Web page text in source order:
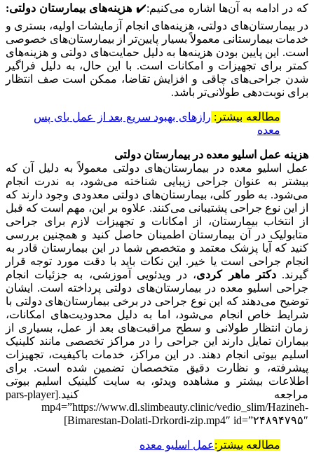
که در ادامه به آن‌ها اشاره می‌کنیم:✔️ هزینه‌های بیمارستان دولتی:
در بیمارستان‌های دولتی، هزینه‌های انجام آزمایشات اولیه، بستری و
خدمات بیمارستانی معمولاً بسیار پایین‌تر از بیمارستان‌های خصوصی
است. این پایین بودن هزینه‌ها به دلیل حمایت‌های دولتی و هزینه‌های
کمتر برای تجهیزات و امکانات است. با این حال، به دلیل فراگیر
شدن جراحی‌های چاقی و افزایش تقاضا، ممکن است صف انتظار
برای نوبت‌دهی طولانی‌تر باشد.
مطالعه بیشتر: رازهای بهبود سریع بعد از عمل بای پس
معده
هزینه عمل اسلیو معده در بیمارستان دولتی
عمل اسلیو معده در بیمارستان‌های دولتی معمولاً به دلیل آن که
بیشتر به عنوان جراحی زیبایی شناخته می‌شود، به ندرت انجام
می‌شود. به طور کلی، بیمارستان‌های دولتی معدودی وجود دارند که
از این نوع جراحی پشتیبانی می‌کنند. علاوه بر این، مهم است که قبل
از انتخاب بیمارستان، از امکانات و تجهیزات لازم برای جراحی
متابولیک در آن بیمارستان اطمینان حاصل کنید و همچنین بررسی
کنید که آیا پزشک معتمد و متخصص شما در این بیمارستان قادر به
انجام جراحی است یا خیر. این نکات باید با دقت مورد توجه قرار
گیرند.دکتر ماهر کردی، در ویدئویی آموزشی، به جزئیات انجام
جراحی اسلیو معده در بیمارستان‌های دولتی پرداخته است. ایشان
توضیح می‌دهند که این نوع جراحی در برخی بیمارستان‌های دولتی با
شرایط خاص انجام می‌شود، اما به دلیل محدودیت‌های امکانات،
زمان انتظار طولانی و سطح مراقبت‌های بعد از عمل، بسیاری از
بیماران تمایل دارند این جراحی را در مراکز تخصصی مانند کلینیک
اسلیم بیوتی انجام دهند. در این مراکز، خدمات باکیفیت، تجهیزات
پیشرفته، و نظارت دقیق متخصصان تضمین شده است. برای
اطلاعات بیشتر و مشاهده ویدئو، به سایت کلینیک اسلیم بیوتی
مراجعه کنید.[pars-player
mp4=”https://www.dl.slimbeauty.clinic/vedio_slim/Hazineh-
Bimarestan-Dolati-Drkordi-zip.mp4″ id=”۲۴۸۹۴۷۹۵″]
مطالعه بیشتر:عمل اسلیو معده